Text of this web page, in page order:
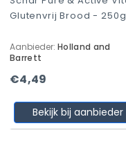
Glutenvrij Brood - 250g
Aanbieder: Holland and
Barrett
€4,49
Bekijk bij aanbieder